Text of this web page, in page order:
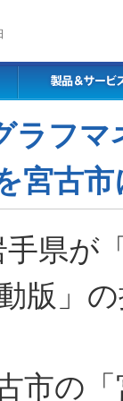
フマ
宮古
県が
版」
市の